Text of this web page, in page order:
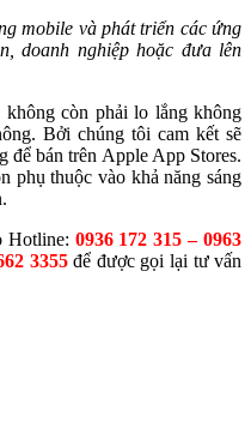
mobile và phát triển các ứng
doanh nghiệp hoặc đưa lên
còn phải lo lắng không
Bởi chúng tôi cam kết sẽ
để bán trên Apple App Stores.
phụ thuộc vào khả năng sáng
Hotline: 0936 172 315 – 0963
3355để được gọi lại tư vấn